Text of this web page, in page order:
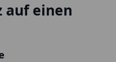
auf einen